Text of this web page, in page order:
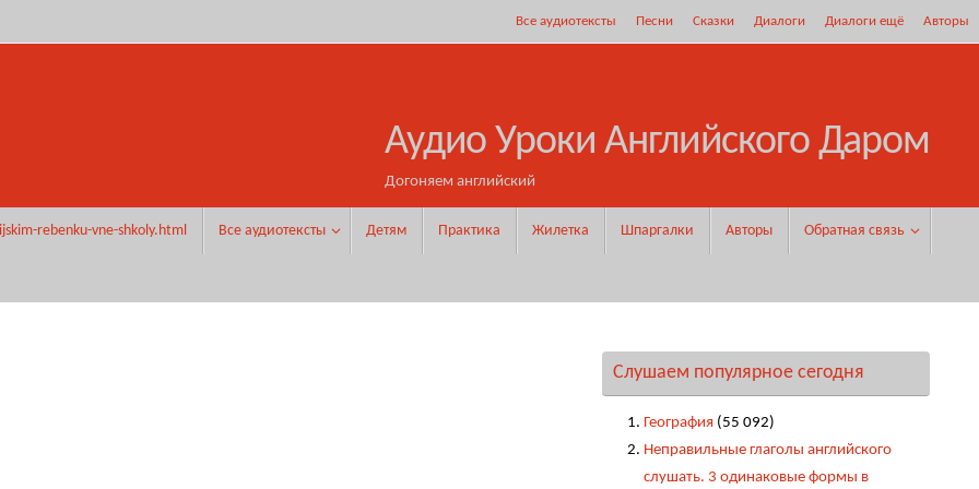
Все аудиотексты Песни Сказки Диалоги Диалоги ещё Авторы
Аудио Уроки Английского Даром
Догоняем английский
rebenku-vne-shkoly.html Все аудиотексты Детям Практика Жилетка Шпаргалки Авторы Обратная связь
Слушаем популярное сегодня
География (55 092)
Неправильные глаголы английского
слушать. 3 одинаковые формы в